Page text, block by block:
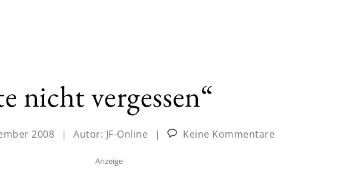
nicht vergessen“
2008 | Autor: JF-Online | Keine Kommentare
Anzeige